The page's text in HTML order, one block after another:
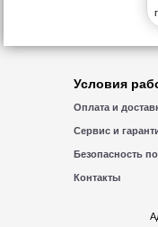
Условия
Оплата и
Сервис и
Безопасность
Контакты